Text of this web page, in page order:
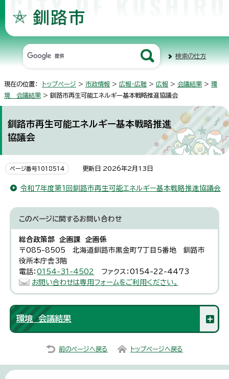
検索の仕方
現在の位置： トップページ > 市政情報 > 広報・広聴 > 広報 > 会議結果 > 環
境 会議結果 > 釧路市再生可能エネルギー基本戦略推進協議会
釧路市再生可能エネルギー基本戦略推進
協議会
ページ番号1018514 更新日 2026年2月13日
令和7年度第1回釧路市再生可能エネルギー基本戦略推進協議会
このページに関するお問い合わせ
総合政策部 企画課 企画係
〒085-8505 北海道釧路市黒金町7丁目5番地 釧路市
役所本庁舎3階
電話：0154-31-4502
ファクス：0154-22-4473
お問い合わせは専用フォームをご利用ください。
環境 会議結果
前のページへ戻る トップページへ戻る